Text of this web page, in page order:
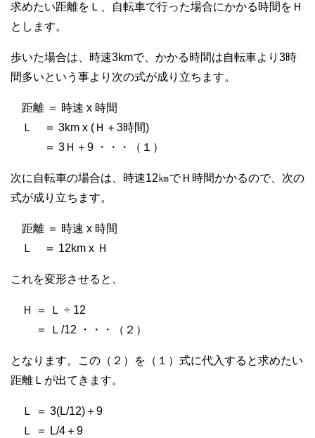
求めたい距離をＬ、自転車で行った場合にかかる時間をＨ
とします。
歩いた場合は、時速3kmで、かかる時間は自転車より3時
間多いという事より次の式が成り立ちます。
距離 ＝ 時速 x 時間
Ｌ ＝ 3km x (Ｈ＋3時間)
＝ 3Ｈ＋9 ・・・（１）
次に自転車の場合は、時速12㎞でＨ時間かかるので、次の
式が成り立ちます。
距離 ＝ 時速 x 時間
Ｌ ＝ 12km x Ｈ
これを変形させると、
Ｈ ＝ Ｌ ÷ 12
＝ Ｌ/12 ・・・（２）
となります。この（２）を（１）式に代入すると求めたい
距離Ｌが出てきます。
Ｌ ＝ 3(L/12)＋9
Ｌ ＝ L/4＋9